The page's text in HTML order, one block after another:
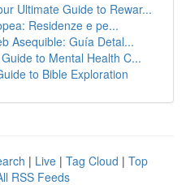
Ultimate Guide to Rewar...
Residenze e pe...
Asequible: Guía Detal...
to Mental Health C...
to Bible Exploration
| Live | Tag Cloud | Top
RSS Feeds